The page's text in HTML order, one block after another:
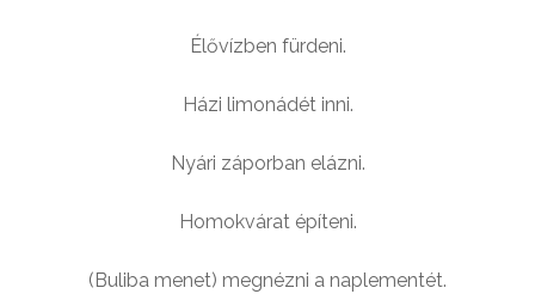
Élővízben fürdeni.
Házi limonádét inni.
Nyári záporban elázni.
Homokvárat építeni.
(Buliba menet) megnézni a naplementét.